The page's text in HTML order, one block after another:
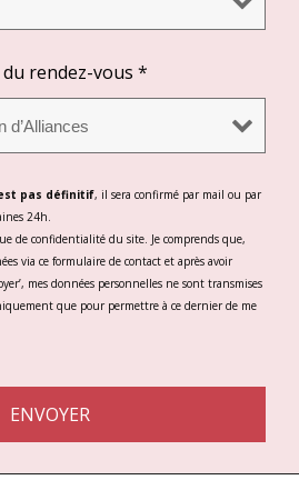
rendez-vous *
pas définitif, il sera confirmé par mail ou par
24h.
de confidentialité du site. Je comprends que,
via ce formulaire de contact et après avoir
mes données personnelles ne sont transmises
que pour permettre à ce dernier de me